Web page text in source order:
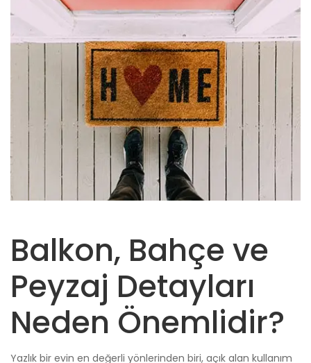
Balkon, Bahçe ve
Peyzaj Detayları
Neden Önemlidir?
Yazlık bir evin en değerli yönlerinden biri, açık alan kullanım